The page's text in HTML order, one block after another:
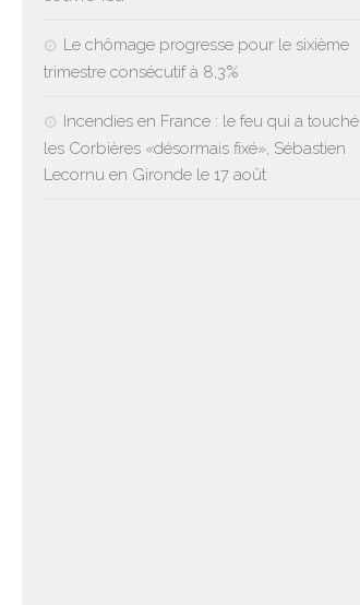
Le chômage progresse pour le sixième
trimestre consécutif à 8,3%
Incendies en France : le feu qui a touché
les Corbières «désormais fixé», Sébastien
Lecornu en Gironde le 17 août